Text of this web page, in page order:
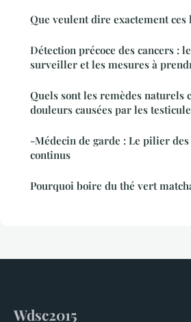
Que veulent dire exactement
Détection précoce des cancers :
surveiller et les mesures à
Quels sont les remèdes naturels
douleurs causées par les
-Médecin de garde : Le pilier
continus
Pourquoi boire du thé vert
Wdsc2015